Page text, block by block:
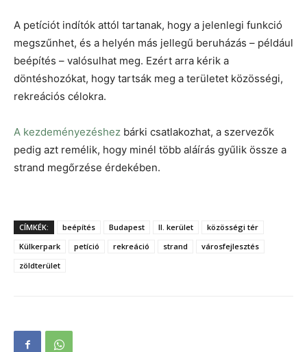
A petíciót indítók attól tartanak, hogy a jelenlegi funkció
megszűnhet, és a helyén más jellegű beruházás – például
beépítés – valósulhat meg. Ezért arra kérik a
döntéshozókat, hogy tartsák meg a területet közösségi,
rekreációs célokra.
A kezdeményezéshez bárki csatlakozhat, a szervezők
pedig azt remélik, hogy minél több aláírás gyűlik össze a
strand megőrzése érdekében.
CÍMKÉK: beépítés Budapest II. kerület
közösségi tér
Külkerpark
petíció rekreáció strand
városfejlesztés
zöldterület